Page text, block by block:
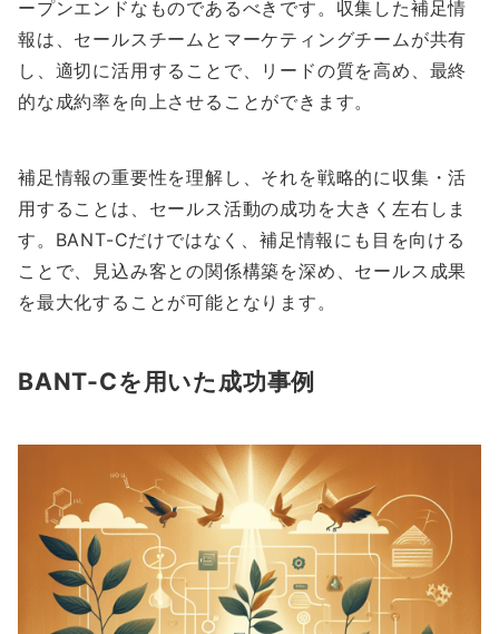
ープンエンドなものであるべきです。収集した補足情
報は、セールスチームとマーケティングチームが共有
し、適切に活用することで、リードの質を高め、最終
的な成約率を向上させることができます。
補足情報の重要性を理解し、それを戦略的に収集・活
用することは、セールス活動の成功を大きく左右しま
す。BANT-Cだけではなく、補足情報にも目を向ける
ことで、見込み客との関係構築を深め、セールス成果
を最大化することが可能となります。
BANT-Cを用いた成功事例